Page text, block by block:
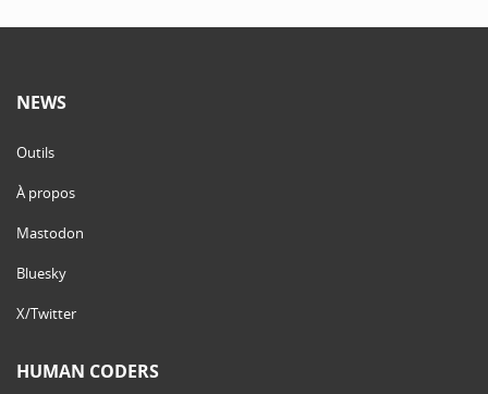
NEWS
Outils
À propos
Mastodon
Bluesky
X/Twitter
HUMAN CODERS